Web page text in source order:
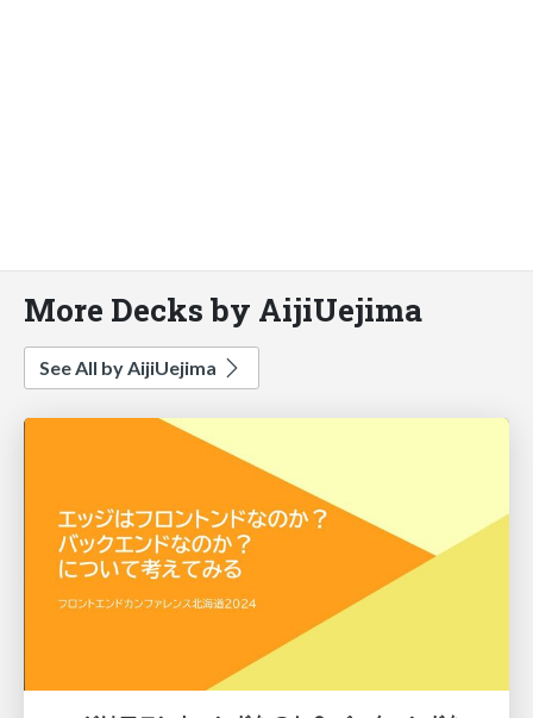
More Decks by AijiUejima
See All by AijiUejima